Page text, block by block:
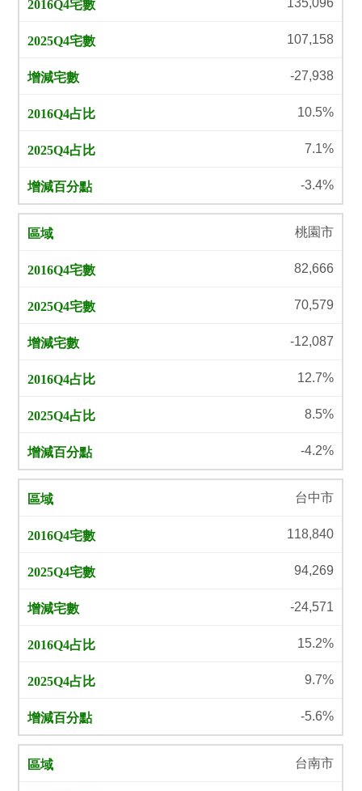
107,158
-27,938
10.5%
7.1%
-3.4%
桃園市
82,666
70,579
-12,087
12.7%
8.5%
-4.2%
台中市
118,840
94,269
-24,571
15.2%
9.7%
-5.6%
台南市